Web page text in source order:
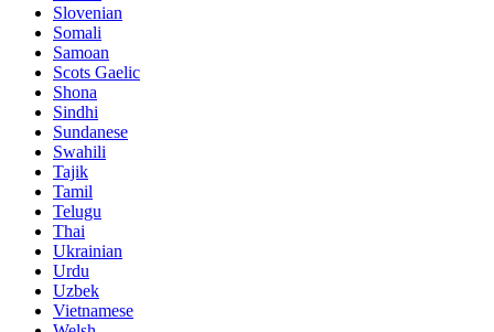
Slovenian
Somali
Samoan
Scots Gaelic
Shona
Sindhi
Sundanese
Swahili
Tajik
Tamil
Telugu
Thai
Ukrainian
Urdu
Uzbek
Vietnamese